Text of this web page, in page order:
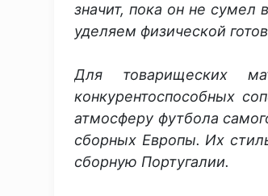
значит, пока он не
уделяем физической
Для товарищеских
конкурентоспособных
атмосферу футбола
сборных Европы. Их
сборную Португалии.